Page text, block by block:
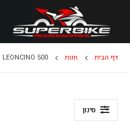
דף הבית חנות LEONCINO 500
סינון